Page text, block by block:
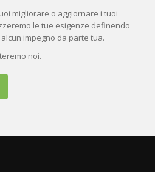
migliorare o aggiornare i tuoi
le tue esigenze definendo
impegno da parte tua.
noi.